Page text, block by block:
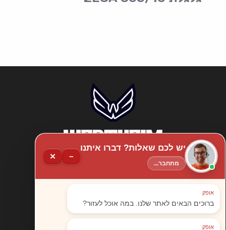
א'-ה', 10:00-16:00
יש לכם שאלות? דברו איתנו
מתחבר...
−
✕
אופק
ברוכים הבאים לאתר שלנו. במה אוכל לעזור?
אופק